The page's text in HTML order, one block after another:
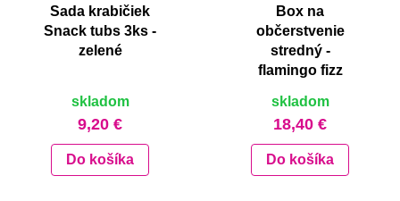
Sada krabičiek
Snack tubs 3ks -
zelené
skladom
9,20 €
Do košíka
Box na
občerstvenie
stredný -
flamingo fizz
skladom
18,40 €
Do košíka